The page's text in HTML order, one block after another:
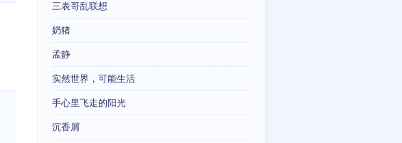
三表哥乱联想
奶猪
孟静
实然世界，可能生活
手心里飞走的阳光
沉香屑